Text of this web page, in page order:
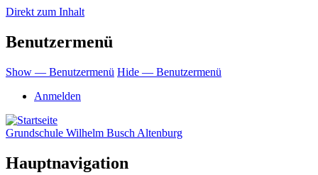
Direkt zum Inhalt
Benutzermenü
Show — Benutzermenü Hide — Benutzermenü
Anmelden
Grundschule Wilhelm Busch Altenburg
Hauptnavigation